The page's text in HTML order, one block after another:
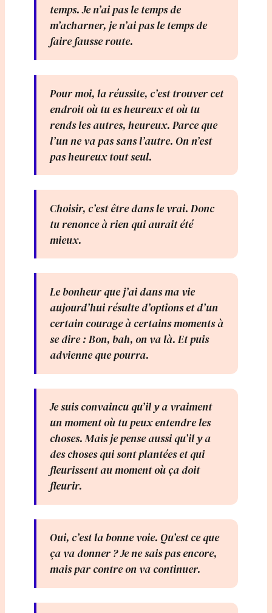
temps. Je n’ai pas le temps de
m’acharner, je n’ai pas le temps de
faire fausse route.
Pour moi, la réussite, c’est trouver cet
endroit où tu es heureux et où tu
rends les autres, heureux. Parce que
l’un ne va pas sans l’autre. On n’est
pas heureux tout seul.
Choisir, c’est être dans le vrai. Donc
tu renonce à rien qui aurait été
mieux.
Le bonheur que j’ai dans ma vie
aujourd’hui résulte d’options et d’un
certain courage à certains moments à
se dire : Bon, bah, on va là. Et puis
advienne que pourra.
Je suis convaincu qu’il y a vraiment
un moment où tu peux entendre les
choses. Mais je pense aussi qu’il y a
des choses qui sont plantées et qui
fleurissent au moment où ça doit
fleurir.
Oui, c’est la bonne voie. Qu’est ce que
ça va donner ? Je ne sais pas encore,
mais par contre on va continuer.